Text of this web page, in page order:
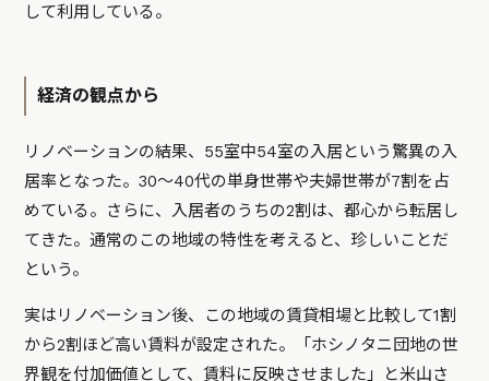
して利用している。
経済の観点から
リノベーションの結果、55室中54室の入居という驚異の入
居率となった。30〜40代の単身世帯や夫婦世帯が7割を占
めている。さらに、入居者のうちの2割は、都心から転居し
てきた。通常のこの地域の特性を考えると、珍しいことだ
という。
実はリノベーション後、この地域の賃貸相場と比較して1割
から2割ほど高い賃料が設定された。「ホシノタニ団地の世
界観を付加価値として、賃料に反映させました」と米山さ